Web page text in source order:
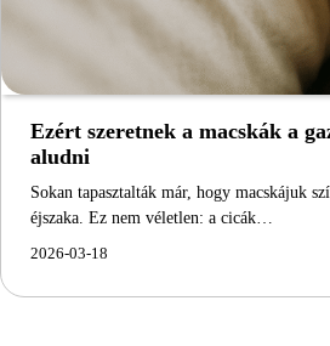
Ezért szeretnek a macskák a
aludni
Sokan tapasztalták már, hogy macskájuk
éjszaka. Ez nem véletlen: a cicák…
2026-03-18